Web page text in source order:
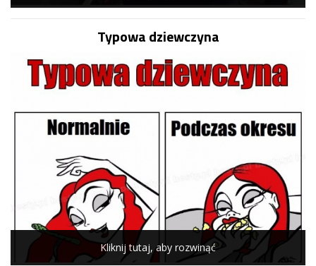
Typowa dziewczyna
Kliknij tutaj, aby rozwinąć